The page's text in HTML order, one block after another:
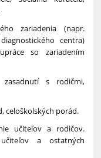
zariadenia (napr.
centra)
so zariadením
zasadnutí s rodičmi,
celoškolských porád.
učiteľov a rodičov.
a ostatných